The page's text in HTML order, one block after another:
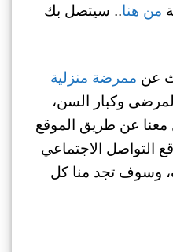
من هنا.. سيتصل بك
عن ممرضة منزلية
وكبار السن،
عن طريق الموقع
التواصل الاجتماعي
وسوف تجد منا كل